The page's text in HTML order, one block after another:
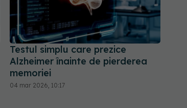
Testul simplu care prezice
Alzheimer înainte de pierderea
memoriei
04 mar 2026, 10:17